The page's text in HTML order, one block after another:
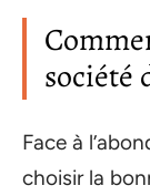
société
Face à
choisir la